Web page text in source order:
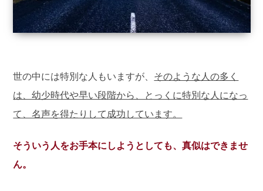
世の中には特別な人もいますが、 そのような人の多く
は、幼少時代や早い段階から、とっくに特別な人になっ
て、名声を得たりして成功しています。
そういう人をお手本にしようとしても、真似はできませ
ん。